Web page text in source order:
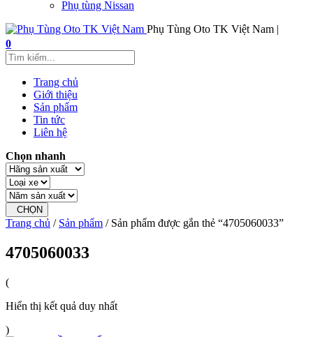
Phụ tùng Nissan
Phụ Tùng Oto TK Việt Nam |
0
Trang chủ
Giới thiệu
Sản phẩm
Tin tức
Liên hệ
Chọn nhanh
CHỌN
Trang chủ / Sản phẩm / Sản phẩm được gắn thẻ “4705060033”
4705060033
(
Hiển thị kết quả duy nhất
)